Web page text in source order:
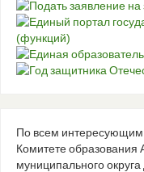
По всем интересующим
Комитете образования
муниципального